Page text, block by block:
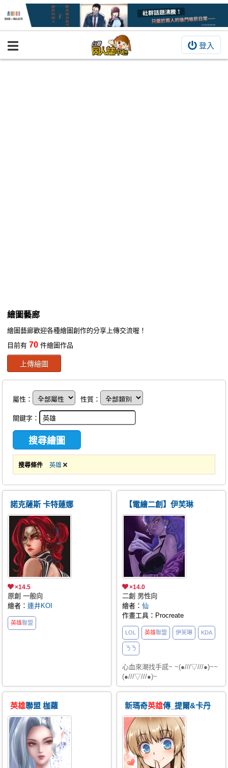
登入
BOOKY書集倉庫
攤位轉讓區
會員功能選單
會員中心
註冊會員
登入
繪圖藝廊
繪圖藝廊歡迎各種繪圖創作的分享上傳交流喔！
目前有 70 件繪圖作品
上傳繪圖
屬性： 性質：
關鍵字：
搜尋條件 英雄
諾克薩斯 卡特蓮娜
×14.5
原創 一般向
繪者：連井KOI
英雄聯盟
【電繪二創】伊芙琳
×14.0
二創 男性向
繪者： 仙
作畫工具：Procreate
LOL 英雄聯盟 伊芙琳 KDA
ㄋㄋ
心血來潮找手感~ ~(●///▽///●)~~
(●///▽///●)~
英雄聯盟 枷蘿 新瑪奇英雄傳_提爾&卡丹